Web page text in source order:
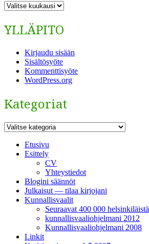
ARKISTO
YLLÄPITO
Kirjaudu sisään
Sisältösyöte
Kommenttisyöte
WordPress.org
Kategoriat
Kategoriat
Etusivu
Esittely
CV
Yhteystiedot
Blogini säännöt
Julkaisut — tilaa kirjojani
Kunnallisvaalit
Seuraavat 400 000 helsinkiläistä
kunnallisvaaliohjelmani 2012
Kunnallisvaaliohjelmani 2008
Linkit